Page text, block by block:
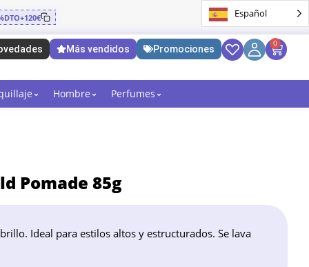
Español
Más vendidos Promociones
0
Hombre Perfumes
Pomade 85g
Ideal para estilos altos y estructurados. Se lava